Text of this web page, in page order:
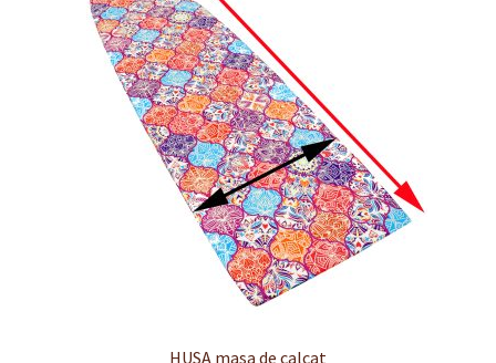
Finalizare
Politică de Confidențialitate cu privire la prelucrarea
datelor cu caracter personal
Politica de rambursari si returnari
HUSA masa de calcat